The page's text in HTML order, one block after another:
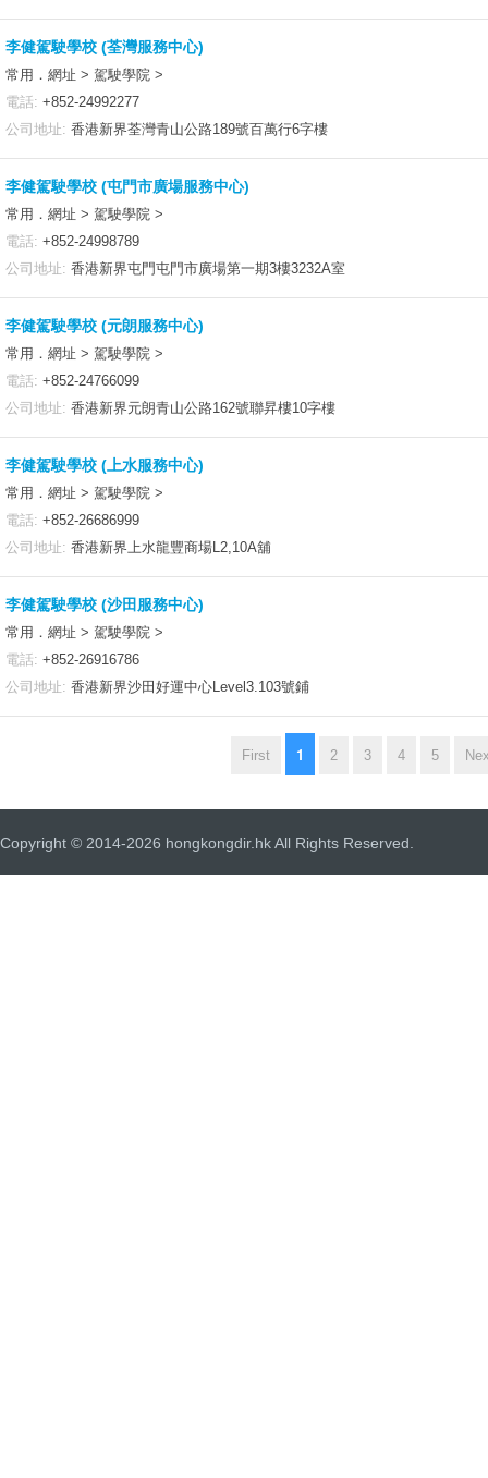
李健駕駛學校 (荃灣服務中心)
常用．網址 > 駕駛學院 >
電話: +852-24992277
公司地址: 香港新界荃灣青山公路189號百萬行6字樓
李健駕駛學校 (屯門市廣場服務中心)
常用．網址 > 駕駛學院 >
電話: +852-24998789
公司地址: 香港新界屯門屯門市廣場第一期3樓3232A室
李健駕駛學校 (元朗服務中心)
常用．網址 > 駕駛學院 >
電話: +852-24766099
公司地址: 香港新界元朗青山公路162號聯昇樓10字樓
李健駕駛學校 (上水服務中心)
常用．網址 > 駕駛學院 >
電話: +852-26686999
公司地址: 香港新界上水龍豐商場L2,10A舖
李健駕駛學校 (沙田服務中心)
常用．網址 > 駕駛學院 >
電話: +852-26916786
公司地址: 香港新界沙田好運中心Level3.103號鋪
First 1 2 3 4 5
Copyright © 2014-2026 hongkongdir.hk All Rights Reserved.